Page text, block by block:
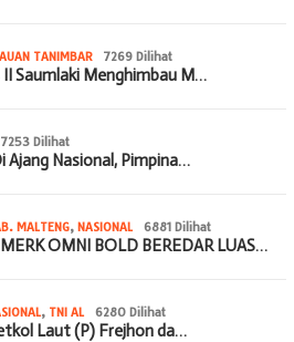
TANIMBAR 7269 Dilihat
II Saumlaki Menghimbau M…
7253 Dilihat
Ajang Nasional, Pimpina…
MALTENG, NASIONAL 6881 Dilihat
OMNI BOLD BEREDAR LUAS…
, TNI AL 6280 Dilihat
Laut (P) Frejhon da…